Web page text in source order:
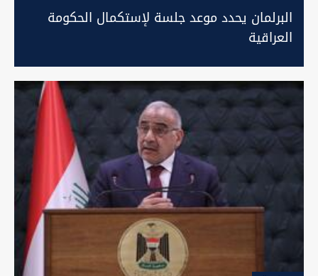
البرلمان يحدد موعد جلسة لإستكمال الحكومة
العراقية